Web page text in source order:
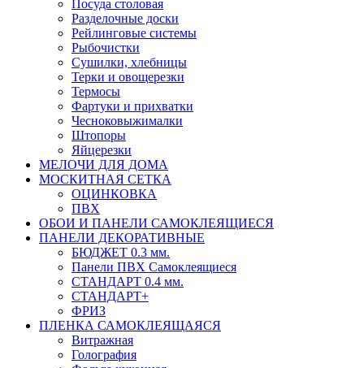
Посуда столовая
Разделочные доски
Рейлинговые системы
Рыбочистки
Сушилки, хлебницы
Терки и овощерезки
Термосы
Фартуки и прихватки
Чесноковыжималки
Штопоры
Яйцерезки
МЕЛОЧИ ДЛЯ ДОМА
МОСКИТНАЯ СЕТКА
ОЦИНКОВКА
ПВХ
ОБОИ И ПАНЕЛИ САМОКЛЕЯЩИЕСЯ
ПАНЕЛИ ДЕКОРАТИВНЫЕ
БЮДЖЕТ 0.3 мм.
Панели ПВХ Самоклеящиеся
СТАНДАРТ 0.4 мм.
СТАНДАРТ+
ФРИЗ
ПЛЕНКА САМОКЛЕЯЩАЯСЯ
Витражная
Голография